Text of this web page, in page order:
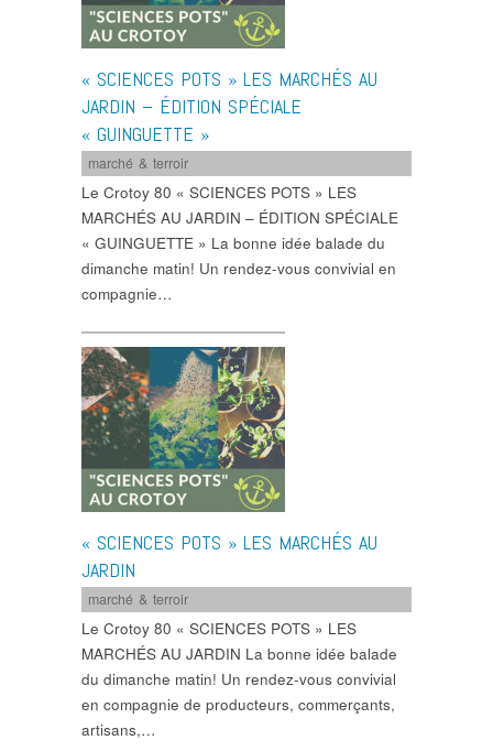
« SCIENCES POTS » LES MARCHÉS AU
JARDIN – ÉDITION SPÉCIALE
« GUINGUETTE »
marché & terroir
Le Crotoy 80 « SCIENCES POTS » LES
MARCHÉS AU JARDIN – ÉDITION SPÉCIALE
« GUINGUETTE » La bonne idée balade du
dimanche matin! Un rendez-vous convivial en
compagnie…
« SCIENCES POTS » LES MARCHÉS AU
JARDIN
marché & terroir
Le Crotoy 80 « SCIENCES POTS » LES
MARCHÉS AU JARDIN La bonne idée balade
du dimanche matin! Un rendez-vous convivial
en compagnie de producteurs, commerçants,
artisans,…